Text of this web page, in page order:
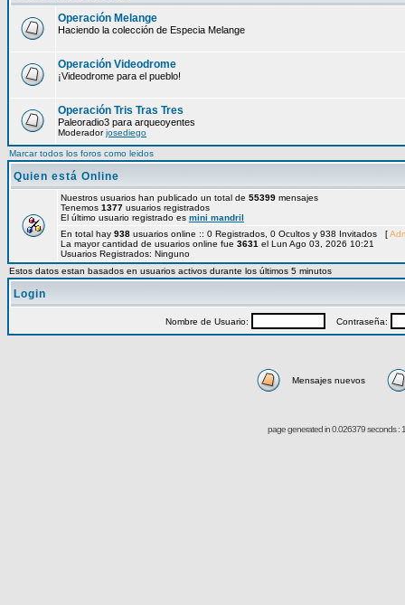
Operación Melange
Haciendo la colección de Especia Melange
Operación Videodrome
¡Videodrome para el pueblo!
Operación Tris Tras Tres
Paleoradio3 para arqueoyentes
Moderadorjosediego
Marcar todos los foros como leidos
Quien está Online
Nuestros usuarios han publicado un total de 55399 mensajes
Tenemos 1377 usuarios registrados
El último usuario registrado es mini mandril
En total hay 938 usuarios online :: 0 Registrados, 0 Ocultos y 938 Invitados [
La mayor cantidad de usuarios online fue 3631 el Lun Ago 03, 2026 10:21
Usuarios Registrados: Ninguno
Estos datos estan basados en usuarios activos durante los últimos 5 minutos
Login
Nombre de Usuario: Contraseña:
Mensajes nuevos
page generated in 0.026379 seconds :